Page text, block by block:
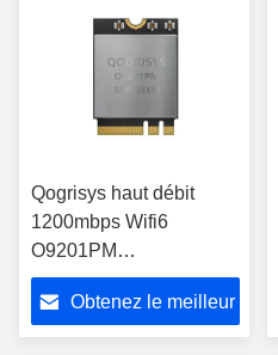
Qogrisys haut débit
1200mbps Wifi6
O9201PM
2.4gG/5.8GHz à double
bande 2t2r
Obtenez le meilleur